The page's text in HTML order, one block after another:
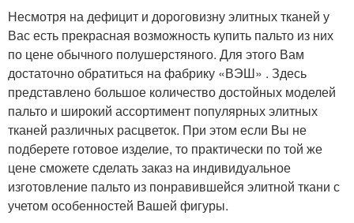
Несмотря на дефицит и дороговизну элитных тканей у
Вас есть прекрасная возможность купить пальто из них
по цене обычного полушерстяного. Для этого Вам
достаточно обратиться на фабрику «ВЭШ» . Здесь
представлено большое количество достойных моделей
пальто и широкий ассортимент популярных элитных
тканей различных расцветок. При этом если Вы не
подберете готовое изделие, то практически по той же
цене сможете сделать заказ на индивидуальное
изготовление пальто из понравившейся элитной ткани с
учетом особенностей Вашей фигуры.